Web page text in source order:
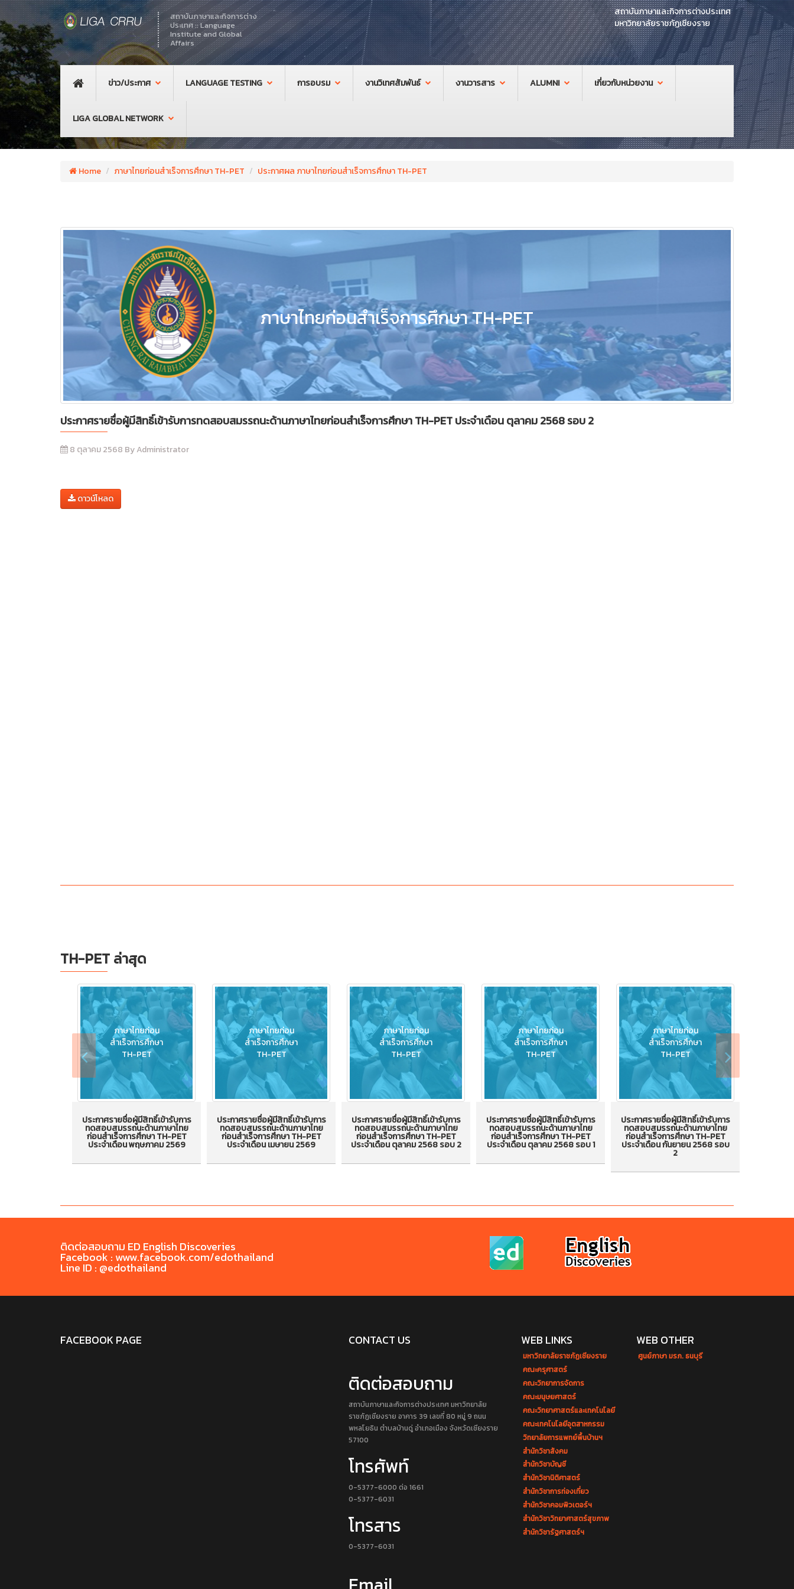
สถาบันภาษาและกิจการต่าง
ประเทศ :: Language
Institute and Global
Affairs
สถาบันภาษาและกิจการต่างประเทศ
มหาวิทยาลัยราชภัฏเชียงราย
ข่าว/ประกาศ LANGUAGE TESTING การอบรม งานวิเทศสัมพันธ์ งานวารสาร ALUMNI เกี่ยวกับหน่วยงาน
LIGA GLOBAL NETWORK
Home ภาษาไทยก่อนสำเร็จการศึกษา TH-PET ประกาศผล ภาษาไทยก่อนสำเร็จการศึกษา TH-PET
ภาษาไทยก่อนสำเร็จการศึกษา TH-PET
ประกาศรายชื่อผู้มีสิทธิ์เข้ารับการทดสอบสมรรถนะด้านภาษาไทยก่อนสำเร็จการศึกษา TH-PET ประจำเดือน ตุลาคม 2568 รอบ 2
8 ตุลาคม 2568 By Administrator
ดาวน์โหลด
TH-PET ล่าสุด
ภาษาไทยก่อน
สำเร็จการศึกษา
TH-PET
ประกาศรายชื่อผู้มีสิทธิ์เข้ารับ
การทดสอบสมรรถนะด้าน
ภาษาไทยก่อนสำเร็จการศึกษา
ประกาศรายชื่อผู้มีสิทธิ์เข้ารับการ
ทดสอบสมรรถนะด้านภาษาไทย
ก่อนสำเร็จการศึกษา TH-PET
ประจำเดือน พฤษภาคม 2569
ภาษาไทยก่อน
สำเร็จการศึกษา
TH-PET
ประกาศรายชื่อผู้มีสิทธิ์เข้ารับ
การทดสอบสมรรถนะด้าน
ภาษาไทยก่อนสำเร็จการศึกษา
ประกาศรายชื่อผู้มีสิทธิ์เข้ารับการ
ทดสอบสมรรถนะด้านภาษาไทย
ก่อนสำเร็จการศึกษา TH-PET
ประจำเดือน เมษายน 2569
ภาษาไทยก่อน
สำเร็จการศึกษา
TH-PET
ประกาศรายชื่อผู้มีสิทธิ์เข้ารับ
การทดสอบสมรรถนะด้าน
ภาษาไทยก่อนสำเร็จการศึกษา
ประกาศรายชื่อผู้มีสิทธิ์เข้ารับการ
ทดสอบสมรรถนะด้านภาษาไทย
ก่อนสำเร็จการศึกษา TH-PET
ประจำเดือน ตุลาคม 2568 รอบ 2
ภาษาไทยก่อน
สำเร็จการศึกษา
TH-PET
ประกาศรายชื่อผู้มีสิทธิ์เข้ารับ
การทดสอบสมรรถนะด้าน
ภาษาไทยก่อนสำเร็จการศึกษา
ประกาศรายชื่อผู้มีสิทธิ์เข้ารับการ
ทดสอบสมรรถนะด้านภาษาไทย
ก่อนสำเร็จการศึกษา TH-PET
ประจำเดือน ตุลาคม 2568 รอบ 1
ภาษาไทยก่อน
สำเร็จการศึกษา
TH-PET
ประกาศรายชื่อผู้มีสิทธิ์เข้ารับ
การทดสอบสมรรถนะด้าน
ภาษาไทยก่อนสำเร็จการศึกษา
TH-PET ประจำเดือน กันยายน
ประกาศรายชื่อผู้มีสิทธิ์เข้ารับการ
ทดสอบสมรรถนะด้านภาษาไทย
ก่อนสำเร็จการศึกษา TH-PET
ประจำเดือน กันยายน 2568 รอบ
2
ติดต่อสอบถาม ED English Discoveries
Facebook : www.facebook.com/edothailand
Line ID : @edothailand
FACEBOOK PAGE CONTACT US
ติดต่อสอบถาม
สถาบันภาษาและกิจการต่างประเทศ มหาวิทยาลัย
ราชภัฏเชียงราย อาคาร 39 เลขที่ 80 หมู่ 9 ถนน
พหลโยธิน ตำบลบ้านดู่ อำเภอเมือง จังหวัดเชียงราย
57100
โทรศัพท์
0-5377-6000 ต่อ 1661
0-5377-6031
โทรสาร
0-5377-6031
WEB LINKS
มหาวิทยาลัยราชภัฏเชียงราย
คณะครุศาสตร์
คณะวิทยาการจัดการ
คณะมนุษยศาสตร์
คณะวิทยาศาสตร์และเทคโนโลยี
คณะเทคโนโลยีอุตสาหกรรม
วิทยาลัยการแพทย์พื้นบ้านฯ
สำนักวิชาสังคม
สำนักวิชาบัญชี
สำนักวิชานิติศาสตร์
สำนักวิชาการท่องเที่ยว
สำนักวิชาคอมพิวเตอร์ฯ
สำนักวิชาวิทยาศาสตร์สุขภาพ
สำนักวิชารัฐศาสตร์ฯ
WEB OTHER
ศูนย์ภาษา มรภ. ธนบุรี